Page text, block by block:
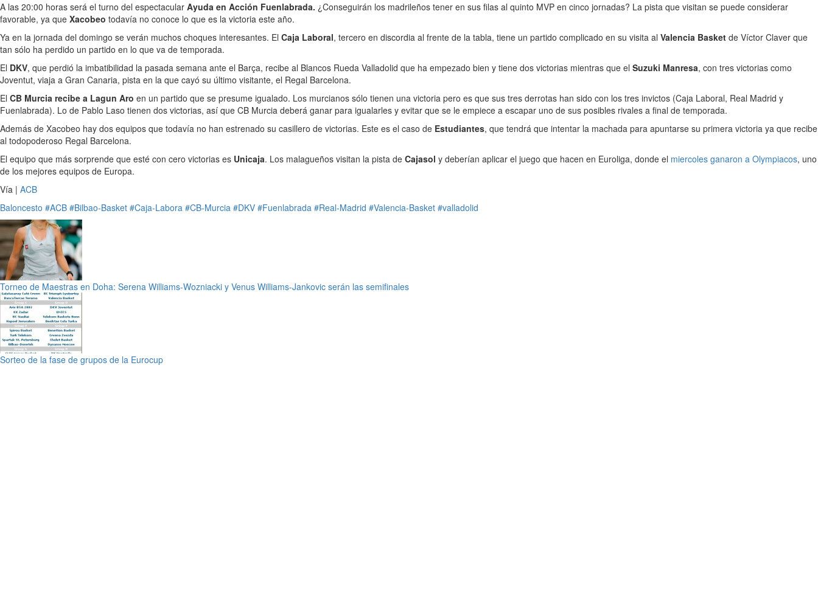
A las 20:00 horas será el turno del espectacular Ayuda en Acción Fuenlabrada. ¿Conseguirán los madrileños tener en sus filas al quinto MVP en cinco jornadas? La pista que visitan se puede considerar
favorable, ya que Xacobeo todavía no conoce lo que es la victoria este año.
Ya en la jornada del domingo se verán muchos choques interesantes. El Caja Laboral, tercero en discordia al frente de la tabla, tiene un partido complicado en su visita al Valencia Basket de Víctor Claver que
tan sólo ha perdido un partido en lo que va de temporada.
El DKV, que perdió la imbatibilidad la pasada semana ante el Barça, recibe al Blancos Rueda Valladolid que ha empezado bien y tiene dos victorias mientras que el Suzuki Manresa, con tres victorias como
Joventut, viaja a Gran Canaria, pista en la que cayó su último visitante, el Regal Barcelona.
El CB Murcia recibe a Lagun Aro en un partido que se presume igualado. Los murcianos sólo tienen una victoria pero es que sus tres derrotas han sido con los tres invictos (Caja Laboral, Real Madrid y
Fuenlabrada). Lo de Pablo Laso tienen dos victorias, así que CB Murcia deberá ganar para igualarles y evitar que se le empiece a escapar uno de sus posibles rivales a final de temporada.
Además de Xacobeo hay dos equipos que todavía no han estrenado su casillero de victorias. Este es el caso de Estudiantes, que tendrá que intentar la machada para apuntarse su primera victoria ya que recibe
al todopoderoso Regal Barcelona.
El equipo que más sorprende que esté con cero victorias es Unicaja. Los malagueños visitan la pista de Cajasol y deberían aplicar el juego que hacen en Euroliga, donde el miercoles ganaron a Olympiacos, uno
de los mejores equipos de Europa.
Vía | ACB
Baloncesto #ACB #Bilbao-Basket #Caja-Labora #CB-Murcia #DKV #Fuenlabrada #Real-Madrid #Valencia-Basket #valladolid
Torneo de Maestras en Doha: Serena Williams-Wozniacki y Venus Williams-Jankovic serán las semifinales
Sorteo de la fase de grupos de la Eurocup